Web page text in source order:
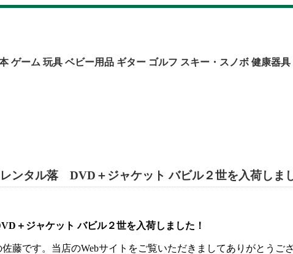
ゲーム 玩具 ベビー用品 ギター ゴルフ スキー・スノボ 健康器具
ンタル落 DVD＋ジャケット バビル２世を入荷しま
＋ジャケット バビル２世を入荷しました！
藤です。当店のWebサイトをご覧いただきましてありがとうご